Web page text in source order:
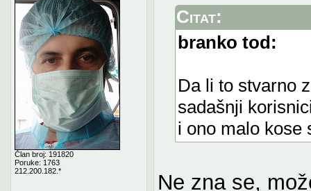
Član broj: 191820
Poruke: 1763
212.200.182.*
Citat:
branko tod:
Da li to stvarno
sadašnji
i ono malo kose
Ne zna se,